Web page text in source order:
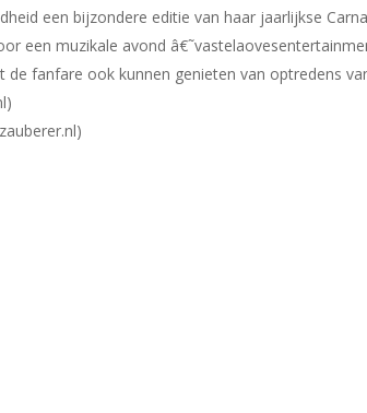
een bijzondere editie van haar jaarlijkse
een muzikale avond
fanfare ook kunnen genieten van optredens